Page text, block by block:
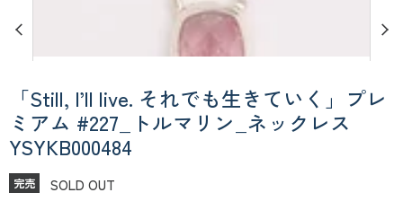
「Still, I’ll live. それでも生きていく」プレ
ミアム #227_トルマリン_ネックレス
YSYKB000484
完売 SOLD OUT